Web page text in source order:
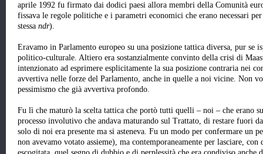
aprile 1992 fu firmato dai dodici paesi allora membri della Comunità
fissava le regole politiche e i parametri economici che erano necessari
stessa ndr).
Eravamo in Parlamento europeo su una posizione tattica diversa, pur se
politico-culturale. Altiero era sostanzialmente convinto della crisi di
intenzionato ad esprimere esplicitamente la sua posizione contraria nei
avvertiva nelle forze del Parlamento, anche in quelle a noi vicine. Non
pessimismo che già avvertiva profondo.
Fu lì che maturò la scelta tattica che portò tutti quelli – noi – che erano
processo involutivo che andava maturando sul Trattato, di restare fuori
solo di noi era presente ma si asteneva. Fu un modo per confermare un
non avevamo votato assieme), ma contemporaneamente per lasciare,